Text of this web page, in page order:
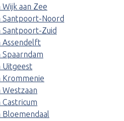
aan Zee
Santpoort-Noord
Santpoort-Zuid
Assendelft
Spaarndam
Uitgeest
Krommenie
Westzaan
Bloemendaal